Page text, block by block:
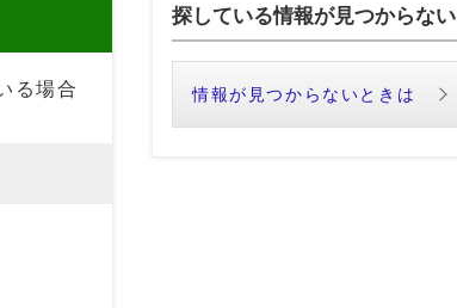
る場合
探している情報が見つからない
情報が見つからないときは